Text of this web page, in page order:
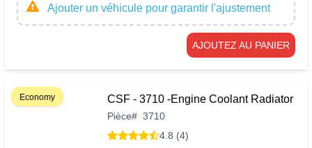
Ajouter un véhicule pour garantir l'ajustement
AJOUTEZ AU PANIER
Economy CSF - 3710 -Engine Coolant Radiator
Pièce# 3710
4.8 (4)